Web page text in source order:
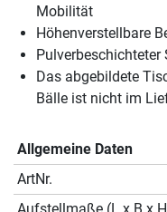
Mobilität
Höhenverstellbare
Das abgebildete
Bälle ist nicht im
Allgemeine Daten
ArtNr.